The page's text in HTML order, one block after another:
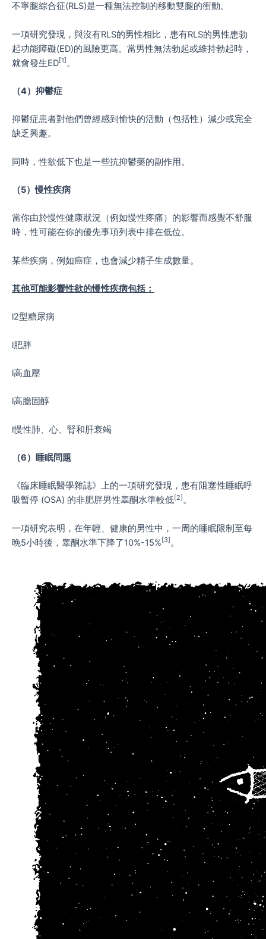
不寧腿綜合征(RLS)是一種無法控制的移動雙腿的衝動。
一項研究發現，與沒有RLS的男性相比，患有RLS的男性患勃
起功能障礙(ED)的風險更高。當男性無法勃起或維持勃起時，
就會發生ED[1] 。
（4）抑鬱症
抑鬱症患者對他們曾經感到愉快的活動（包括性）減少或完全
缺乏興趣。
同時，性欲低下也是一些抗抑鬱藥的副作用。
（5）慢性疾病
當你由於慢性健康狀況（例如慢性疼痛）的影響而感覺不舒服
時，性可能在你的優先事項列表中排在低位。
某些疾病，例如癌症，也會減少精子生成數量。
其他可能影響性欲的慢性疾病包括：
l2型糖尿病
l肥胖
l高血壓
l高膽固醇
l慢性肺、心、腎和肝衰竭
（6）睡眠問題
《臨床睡眠醫學雜誌》上的一項研究發現，患有阻塞性睡眠呼
吸暫停 (OSA) 的非肥胖男性睾酮水準較低[2] 。
一項研究表明，在年輕、健康的男性中，一周的睡眠限制至每
晚5小時後，睾酮水準下降了10%-15% [3] 。